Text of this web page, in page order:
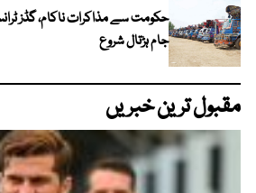
حکومت سے مذاکرات ناکام، گڈز
جام ہڑتال شروع
مقبول ترین خبریں